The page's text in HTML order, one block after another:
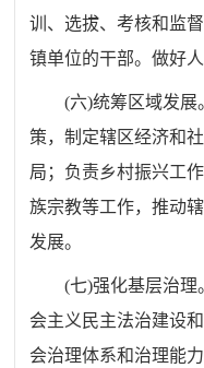
训、选拔、考核和监
镇单位的干部。做好
(六)统筹区域发展
策，制定辖区经济和
局 ； 负责乡村振兴工
族宗教等工作，推动
发展。
(七)强化基层治理
会主义民主法治建设
会治理体系和治理能